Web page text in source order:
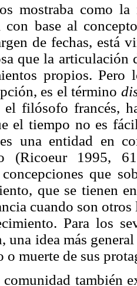
mostraba como
con base al
de fechas, está
que la
propios. Pero
es el término
filósofo francés,
el tiempo no es
una entidad en
(Ricoeur 1995,
que
que se tienen
cuando son
Para los
una idea más
o muerte de sus
comunidad también